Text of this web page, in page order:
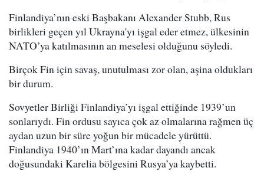
Finlandiya’nın eski Başbakanı Alexander Stubb, Rus
birlikleri geçen yıl Ukrayna'yı işgal eder etmez, ülkesinin
NATO’ya katılmasının an meselesi olduğunu söyledi.
Birçok Fin için savaş, unutulması zor olan, aşina oldukları
bir durum.
Sovyetler Birliği Finlandiya’yı işgal ettiğinde 1939’un
sonlarıydı. Fin ordusu sayıca çok az olmalarına rağmen üç
aydan uzun bir süre yoğun bir mücadele yürüttü.
Finlandiya 1940’ın Mart’ına kadar dayandı ancak
doğusundaki Karelia bölgesini Rusya’ya kaybetti.